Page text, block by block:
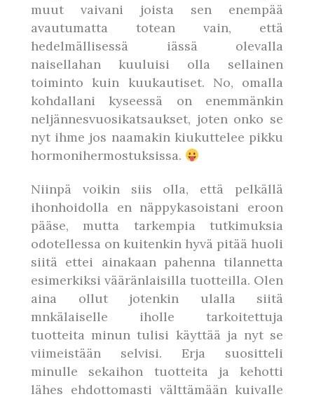
muut vaivani joista sen enempää
avautumatta totean vain, että
hedelmällisessä iässä olevalla
naisellahan kuuluisi olla sellainen
toiminto kuin kuukautiset. No, omalla
kohdallani kyseessä on enemmänkin
neljännesvuosikatsaukset, joten onko se
nyt ihme jos naamakin kiukuttelee pikku
hormonihermostuksissa.
Niinpä voikin siis olla, että pelkällä
ihonhoidolla en näppykasoistani eroon
pääse, mutta tarkempia tutkimuksia
odotellessa on kuitenkin hyvä pitää huoli
siitä ettei ainakaan pahenna tilannetta
esimerkiksi vääränlaisilla tuotteilla. Olen
aina ollut jotenkin ulalla siitä
mnkälaiselle iholle tarkoitettuja
tuotteita minun tulisi käyttää ja nyt se
viimeistään selvisi. Erja suositteli
minulle sekaihon tuotteita ja kehotti
lähes ehdottomasti välttämään kuivalle